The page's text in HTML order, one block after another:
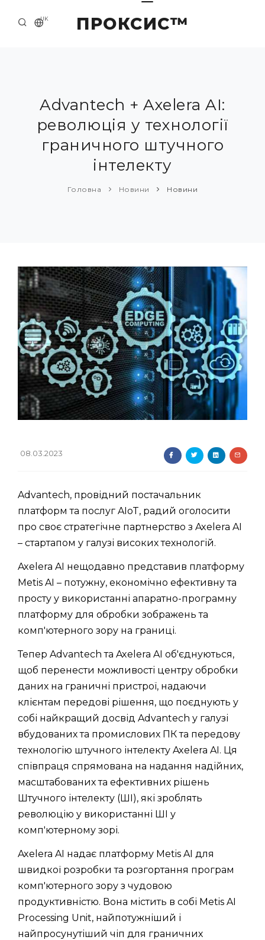
ПРОКСИС™
UK
ПРО НАС
ПРИКЛАДИ ТА РІШЕННЯ
КАТАЛОГ ПРОДУКЦІЇ
Advantech + Axelera AI:
революція у технології
граничного штучного
інтелекту
Головна Новини Новини
08.03.2023
Advantech, провідний постачальник
платформ та послуг AIoT, радий оголосити
про своє стратегічне партнерство з Axelera AI
– стартапом у галузі високих технологій.
Axelera AI нещодавно представив платформу
Metis AI – потужну, економічно ефективну та
просту у використанні апаратно-програмну
платформу для обробки зображень та
комп'ютерного зору на границі.
Тепер Advantech та Axelera AI об'єднуються,
щоб перенести можливості центру обробки
даних на граничні пристрої, надаючи
клієнтам передові рішення, що поєднують у
собі найкращий досвід Advantech у галузі
вбудованих та промислових ПК та передову
технологію штучного інтелекту Axelera AI. Ця
співпраця спрямована на надання надійних,
масштабованих та ефективних рішень
Штучного інтелекту (ШІ), які зроблять
революцію у використанні ШІ у
комп'ютерному зорі.
Axelera AI надає платформу Metis AI для
швидкої розробки та розгортання програм
комп'ютерного зору з чудовою
продуктивністю. Вона містить в собі Metis AI
Processing Unit, найпотужніший і
найпросунутіший чіп для граничних